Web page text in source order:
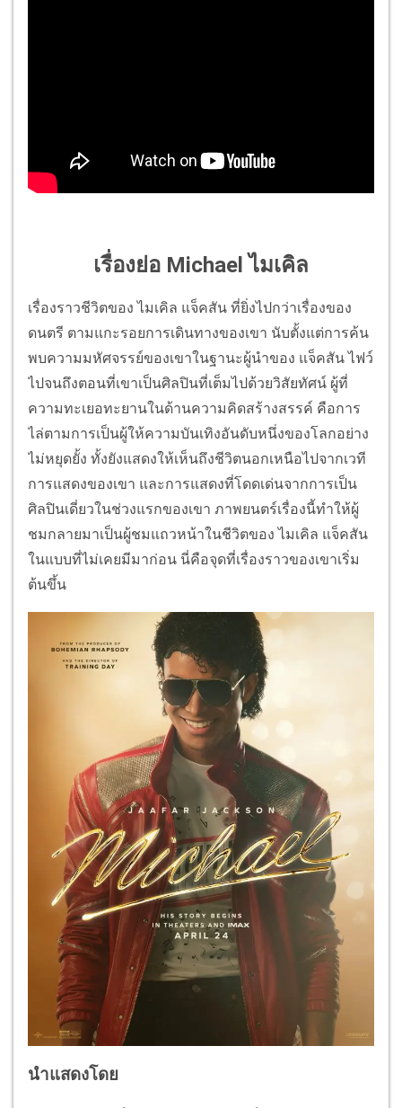
เรื่องย่อ Michael ไมเคิล
เรื่องราวชีวิตของ ไมเคิล แจ็คสัน ที่ยิ่งไปกว่าเรื่องของ
ดนตรี ตามแกะรอยการเดินทางของเขา นับตั้งแต่การค้น
พบความมหัศจรรย์ของเขาในฐานะผู้นำของ แจ็คสัน ไฟว์
ไปจนถึงตอนที่เขาเป็นศิลปินที่เต็มไปด้วยวิสัยทัศน์ ผู้ที่
ความทะเยอทะยานในด้านความคิดสร้างสรรค์ คือการ
ไล่ตามการเป็นผู้ให้ความบันเทิงอันดับหนึ่งของโลกอย่าง
ไม่หยุดยั้ง ทั้งยังแสดงให้เห็นถึงชีวิตนอกเหนือไปจากเวที
การแสดงของเขา และการแสดงที่โดดเด่นจากการเป็น
ศิลปินเดี่ยวในช่วงแรกของเขา ภาพยนตร์เรื่องนี้ทำให้ผู้
ชมกลายมาเป็นผู้ชมแถวหน้าในชีวิตของ ไมเคิล แจ็คสัน
ในแบบที่ไม่เคยมีมาก่อน นี่คือจุดที่เรื่องราวของเขาเริ่ม
ต้นขึ้น
นำแสดงโดย